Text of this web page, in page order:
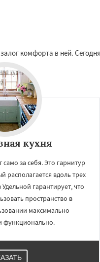
комфорта в ней.
кухня
само за себя. Это гарнитур
располагается вдоль трех
гарантирует, что
пространство в
максимально
функционально.